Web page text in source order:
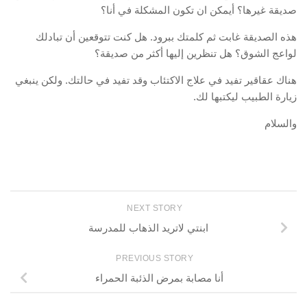
صديقة غيرها؟ أيمكن ان تكون المشكلة في أنا؟
هذه الصديقة غابت ثم كلمتك ببرود. هل كنت تتوقعين أن تبادلك
لواعج الشوق؟ هل تنظرين إليها أكثر من صديقة؟
هناك عقاقير تفيد في علاج الاكتئاب وقد تفيد في حالتك. ولكن ينبغي
زيارة الطبيب ليكتبها لك.
والسلام
NEXT STORY
ابنتي لاتريد الذهاب للمدرسة
PREVIOUS STORY
أنا مصابة بمرض الذئبة الحمراء